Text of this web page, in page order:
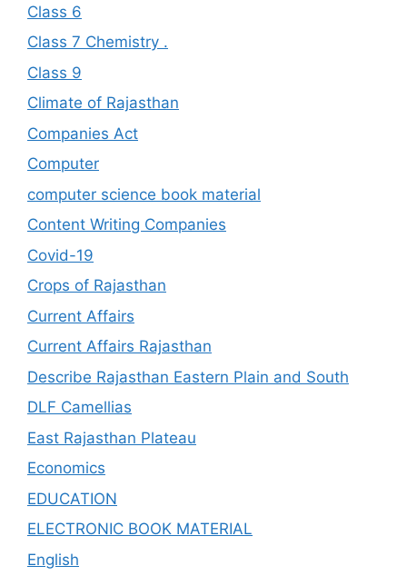
Class 6
Class 7 Chemistry .
Class 9
Climate of Rajasthan
Companies Act
Computer
computer science book material
Content Writing Companies
Covid-19
Crops of Rajasthan
Current Affairs
Current Affairs Rajasthan
Describe Rajasthan Eastern Plain and South
DLF Camellias
East Rajasthan Plateau
Economics
EDUCATION
ELECTRONIC BOOK MATERIAL
English